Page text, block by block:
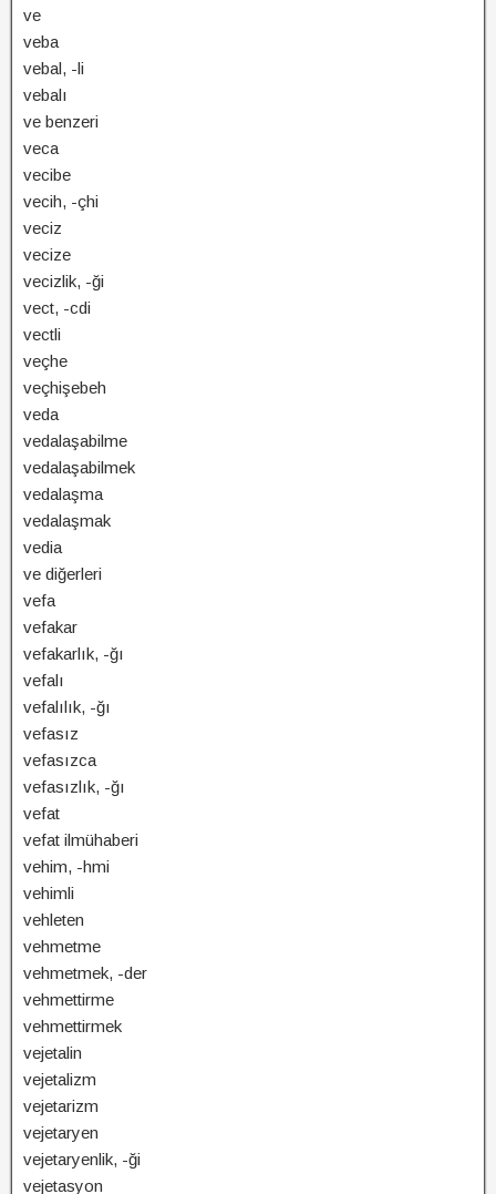
ve
veba
vebal, -li
vebalı
ve benzeri
veca
vecibe
vecih, -çhi
veciz
vecize
vecizlik, -ği
vect, -cdi
vectli
veçhe
veçhişebeh
veda
vedalaşabilme
vedalaşabilmek
vedalaşma
vedalaşmak
vedia
ve diğerleri
vefa
vefakar
vefakarlık, -ğı
vefalı
vefalılık, -ğı
vefasız
vefasızca
vefasızlık, -ğı
vefat
vefat ilmühaberi
vehim, -hmi
vehimli
vehleten
vehmetme
vehmetmek, -der
vehmettirme
vehmettirmek
vejetalin
vejetalizm
vejetarizm
vejetaryen
vejetaryenlik, -ği
vejetasyon